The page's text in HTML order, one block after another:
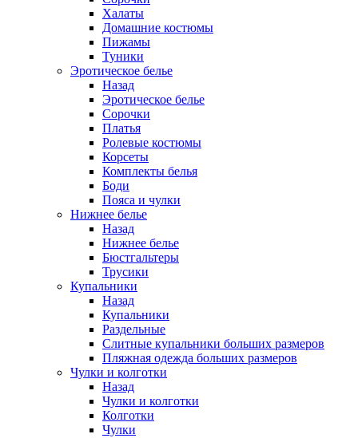
Халаты
Домашние костюмы
Пижамы
Туники
Эротическое белье
Назад
Эротическое белье
Сорочки
Платья
Ролевые костюмы
Корсеты
Комплекты белья
Боди
Пояса и чулки
Нижнее белье
Назад
Нижнее белье
Бюстгальтеры
Трусики
Купальники
Назад
Купальники
Раздельные
Слитные купальники больших размеров
Пляжная одежда больших размеров
Чулки и колготки
Назад
Чулки и колготки
Колготки
Чулки